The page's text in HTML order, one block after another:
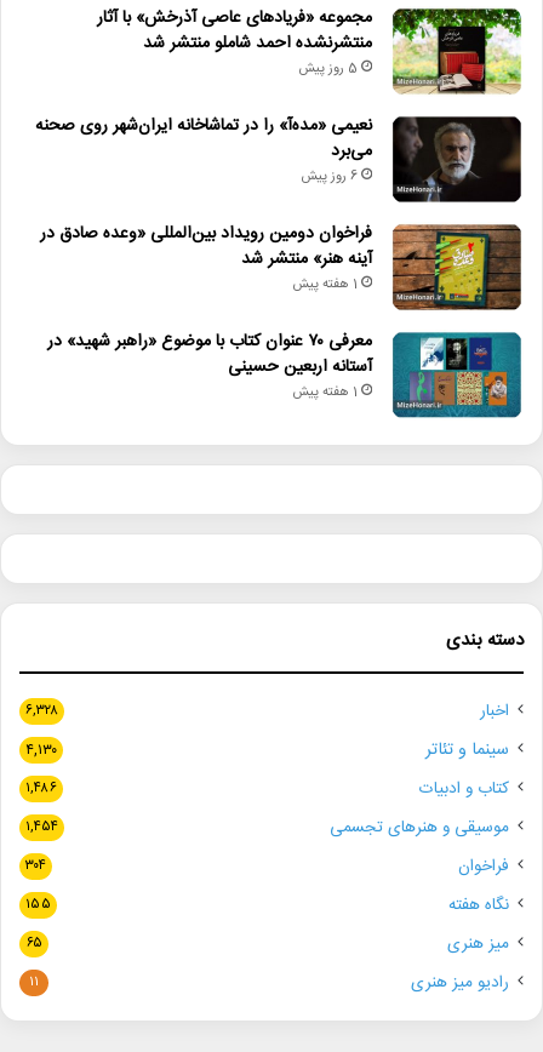
مجموعه «فریادهای عاصی آذرخش» با آثار
منتشرنشده احمد شاملو منتشر شد
5 روز پیش
نعیمی «مده‌آ» را در تماشاخانه ایران‌شهر روی صحنه
می‌برد
6 روز پیش
فراخوان دومین رویداد بین‌المللی «وعده صادق در
آینه هنر» منتشر شد
1 هفته پیش
معرفی ۷۰ عنوان کتاب با موضوع «راهبر شهید» در
آستانه اربعین حسینی
1 هفته پیش
دسته بندی
اخبار ۶,۳۲۸
سینما و تئاتر ۴,۱۳۰
کتاب و ادبیات ۱,۴۸۶
موسیقی و هنرهای تجسمی ۱,۴۵۴
فراخوان ۳۰۴
نگاه هفته ۱۵۵
میز هنری ۶۵
رادیو میز هنری ۱۱